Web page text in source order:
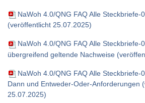
NaWoh 4.0/QNG FAQ Alle Steckbriefe-
(veröffentlicht 25.07.2025)
NaWoh 4.0/QNG FAQ Alle Steckbriefe-
übergreifend geltende Nachweise
NaWoh 4.0/QNG FAQ Alle Steckbriefe-
Dann und Entweder-Oder-Anforderungen
25.07.2025)